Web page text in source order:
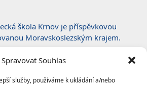
Spravovat Souhlas
služby, používáme k ukládání a/nebo
škola Krnov je příspěvkovou
Moravskoslezským krajem.
ČSN EN ISO 50001:2019